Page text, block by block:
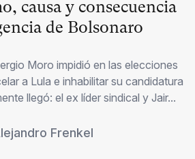
causa y consecuencia
de Bolsonaro
Moro impidió en las elecciones
a Lula e inhabilitar su candidatura
llegó: el ex líder sindical y Jair...
Frenkel